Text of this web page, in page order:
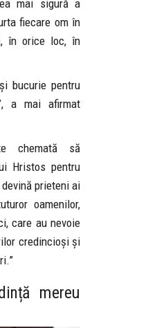
mai sigură a
fiecare om în
în orice loc, în
bucurie pentru
a mai afirmat
chemată să
Hristos pentru
prieteni ai
oamenilor,
care au nevoie
credincioși și
mereu